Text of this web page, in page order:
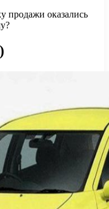
продажи оказались